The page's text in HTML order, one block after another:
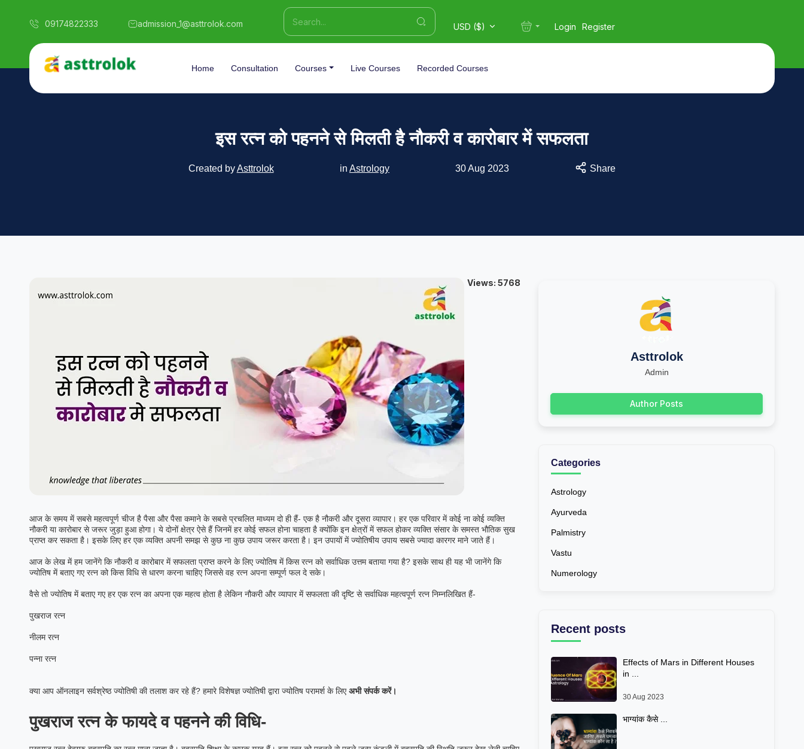
09174822333 admission_1@asttrolok.com USD ($) Login Register
Home Consultation Courses Live Courses Recorded Courses
इस रत्न को पहनने से मिलती है नौकरी व कारोबार में सफलता
Created byAsttrolok in Astrology 30 Aug 2023 Share
Views: 5768
आज के समय में सबसे महत्वपूर्ण चीज है पैसा और पैसा कमाने के सबसे प्रचलित माध्यम दो ही हैं- एक है नौकरी और दूसरा व्यापार। हर एक परिवार में कोई ना कोई व्यक्ति
नौकरी या कारोबार से जरूर जुड़ा हुआ होगा। ये दोनों क्षेत्र ऐसे हैं जिनमें हर कोई सफल होना चाहता है क्योंकि इन क्षेत्रों में सफल होकर व्यक्ति संसार के समस्त भौतिक सुख
प्राप्त कर सकता है। इसके लिए हर एक व्यक्ति अपनी समझ से कुछ ना कुछ उपाय जरूर करता है। इन उपायों में ज्योतिषीय उपाय सबसे ज्यादा कारगर माने जाते हैं।
आज के लेख में हम जानेंगे कि नौकरी व कारोबार में सफलता प्राप्त करने के लिए ज्योतिष में किस रत्न को सर्वाधिक उत्तम बताया गया है? इसके साथ ही यह भी जानेंगे कि
ज्योतिष में बताए गए रत्न को किस विधि से धारण करना चाहिए जिससे वह रत्न अपना सम्पूर्ण फल दे सके।
वैसे तो ज्योतिष में बताए गए हर एक रत्न का अपना एक महत्व होता है लेकिन नौकरी और व्यापार में सफलता की दृष्टि से सर्वाधिक महत्वपूर्ण रत्न निम्नलिखित हैं-
पुखराज रत्न
नीलम रत्न
पन्ना रत्न
क्या आप ऑनलाइन सर्वश्रेष्ठ ज्योतिषी की तलाश कर रहे हैं? हमारे विशेषज्ञ ज्योतिषी द्वारा ज्योतिष परामर्श के लिएअभी संपर्क करें।
पुखराज रत्न के फायदे व पहनने की विधि-
Asttrolok
Admin
Author Posts
Categories
Astrology
Ayurveda
Palmistry
Vastu
Numerology
Recent posts
Effects of Mars in Different Houses
in ...
30 Aug 2023
भाग्यांक कैसे ...